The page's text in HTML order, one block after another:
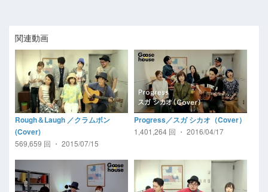
関連動画
Rough＆Laugh ／クラムボン
(Cover)
569,659 回 ・ 2015/07/15
Progress／スガ シカオ（Cover）
1,401,264 回 ・ 2016/04/17